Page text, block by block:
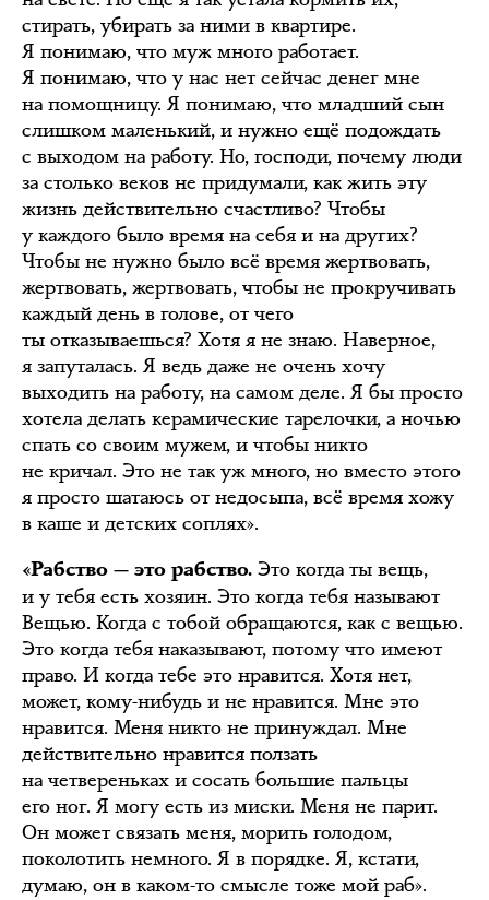
стирать, убирать за ними в квартире.
Я понимаю, что муж много работает.
Я понимаю, что у нас нет сейчас денег мне
на помощницу. Я понимаю, что младший сын
слишком маленький, и нужно ещё подождать
с выходом на работу. Но, господи, почему люди
за столько веков не придумали, как жить эту
жизнь действительно счастливо? Чтобы
у каждого было время на себя и на других?
Чтобы не нужно было всё время жертвовать,
жертвовать, жертвовать, чтобы не прокручивать
каждый день в голове, от чего
ты отказываешься? Хотя я не знаю. Наверное,
я запуталась. Я ведь даже не очень хочу
выходить на работу, на самом деле. Я бы просто
хотела делать керамические тарелочки, а ночью
спать со своим мужем, и чтобы никто
не кричал. Это не так уж много, но вместо этого
я просто шатаюсь от недосыпа, всё время хожу
в каше и детских соплях».
«Рабство — это рабство. Это когда ты вещь,
и у тебя есть хозяин. Это когда тебя называют
Вещью. Когда с тобой обращаются, как с вещью.
Это когда тебя наказывают, потому что имеют
право. И когда тебе это нравится. Хотя нет,
может, кому-нибудь и не нравится. Мне это
нравится. Меня никто не принуждал. Мне
действительно нравится ползать
на четвереньках и сосать большие пальцы
его ног. Я могу есть из миски. Меня не парит.
Он может связать меня, морить голодом,
поколотить немного. Я в порядке. Я, кстати,
думаю, он в каком-то смысле тоже мой раб».